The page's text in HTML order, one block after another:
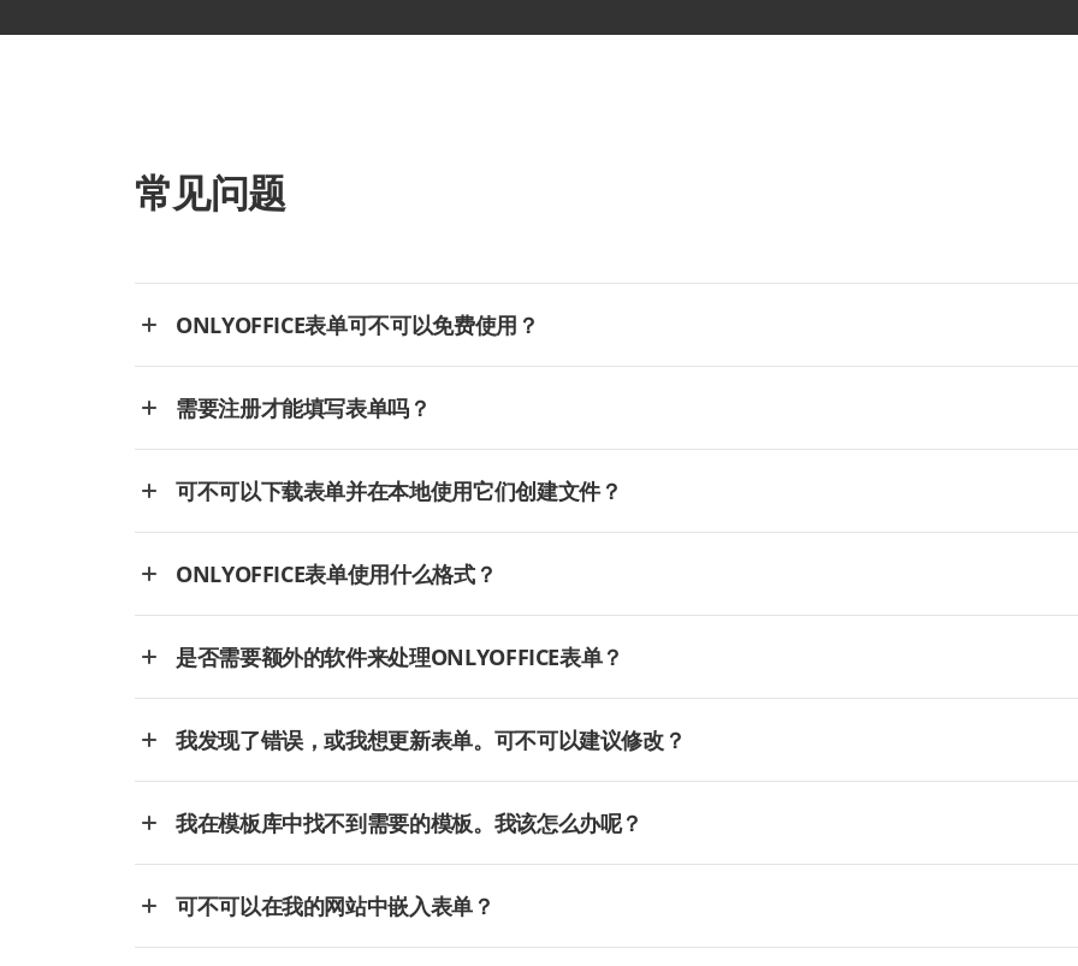
常见问题
ONLYOFFICE表单可不可以免费使用？
需要注册才能填写表单吗？
可不可以下载表单并在本地使用它们创建文件？
ONLYOFFICE表单使用什么格式？
是否需要额外的软件来处理ONLYOFFICE表单？
我发现了错误，或我想更新表单。可不可以建议修改？
我在模板库中找不到需要的模板。我该怎么办呢？
可不可以在我的网站中嵌入表单？